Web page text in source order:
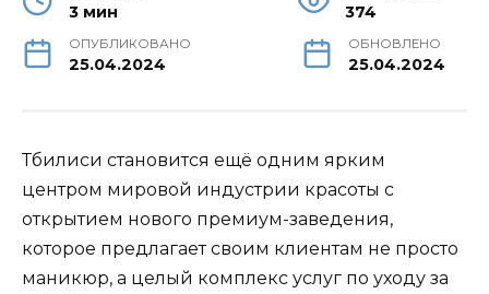
3 мин 374
ОПУБЛИКОВАНО
25.04.2024
ОБНОВЛЕНО
25.04.2024
Тбилиси становится ещё одним ярким
центром мировой индустрии красоты с
открытием нового премиум-заведения,
которое предлагает своим клиентам не просто
маникюр, а целый комплекс услуг по уходу за